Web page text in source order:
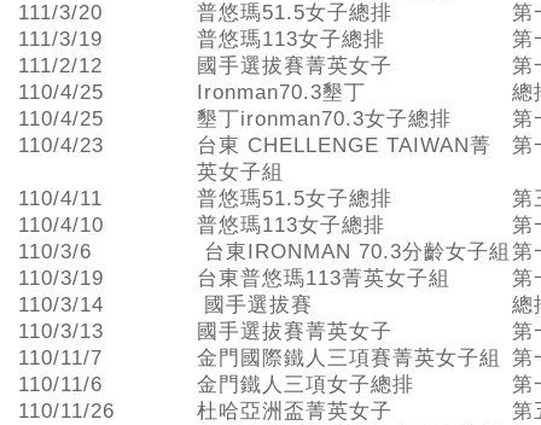
111/3/20
普悠瑪51.5女子總排
第
111/3/19
普悠瑪113女子總排
第
111/2/12
國手選拔賽菁英女子
第
110/4/25
Ironman70.3墾丁
總
110/4/25
墾丁ironman70.3女子總排
第
110/4/23
台東 CHELLENGE TAIWAN菁
英女子組
第
110/4/11 普悠瑪51.5女子總排
第
110/4/10
普悠瑪113女子總排
第
110/3/6
台東IRONMAN 70.3分齡女子組 第
110/3/19
台東普悠瑪113菁英女子組
第
110/3/14
國手選拔賽
總
110/3/13
國手選拔賽菁英女子
第
110/11/7
金門國際鐵人三項賽菁英女子組
第
110/11/6
金門鐵人三項女子總排
第
110/11/26
杜哈亞洲盃菁英女子
第